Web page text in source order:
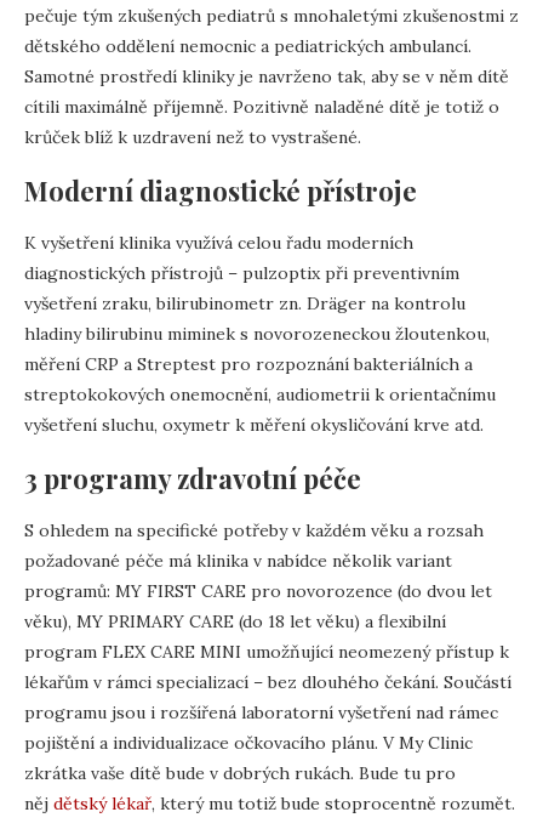
pečuje tým zkušených pediatrů s mnohaletými zkušenostmi z
dětského oddělení nemocnic a pediatrických ambulancí.
Samotné prostředí kliniky je navrženo tak, aby se v něm dítě
cítili maximálně příjemně. Pozitivně naladěné dítě je totiž o
krůček blíž k uzdravení než to vystrašené.
Moderní diagnostické přístroje
K vyšetření klinika využívá celou řadu moderních
diagnostických přístrojů – pulzoptix při preventivním
vyšetření zraku, bilirubinometr zn. Dräger na kontrolu
hladiny bilirubinu miminek s novorozeneckou žloutenkou,
měření CRP a Streptest pro rozpoznání bakteriálních a
streptokokových onemocnění, audiometrii k orientačnímu
vyšetření sluchu, oxymetr k měření okysličování krve atd.
3 programy zdravotní péče
S ohledem na specifické potřeby v každém věku a rozsah
požadované péče má klinika v nabídce několik variant
programů: MY FIRST CARE pro novorozence (do dvou let
věku), MY PRIMARY CARE (do 18 let věku) a flexibilní
program FLEX CARE MINI umožňující neomezený přístup k
lékařům v rámci specializací – bez dlouhého čekání. Součástí
programu jsou i rozšířená laboratorní vyšetření nad rámec
pojištění a individualizace očkovacího plánu. V My Clinic
zkrátka vaše dítě bude v dobrých rukách. Bude tu pro
něj dětský lékař, který mu totiž bude stoprocentně rozumět.